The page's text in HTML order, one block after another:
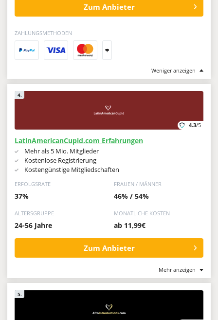
Zum Anbieter
ZAHLUNGSMETHODEN
+
Weniger anzeigen
4.
4.3/5
LatinAmericanCupid.com Erfahrungen
Mehr als 5 Mio. Mitglieder
Kostenlose Registrierung
Kostengünstige Mitgliedschaften
ERFOLGSRATE
37%
FRAUEN / MÄNNER
46% / 54%
ALTERSGRUPPE
24-56 Jahre
MONATLICHE KOSTEN
ab 11,99€
Zum Anbieter
Mehr anzeigen
5.